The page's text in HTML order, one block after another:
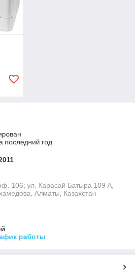
последний год
106; ул. Карасай Батыра 109 А,
Алматы, Казахстан
работы